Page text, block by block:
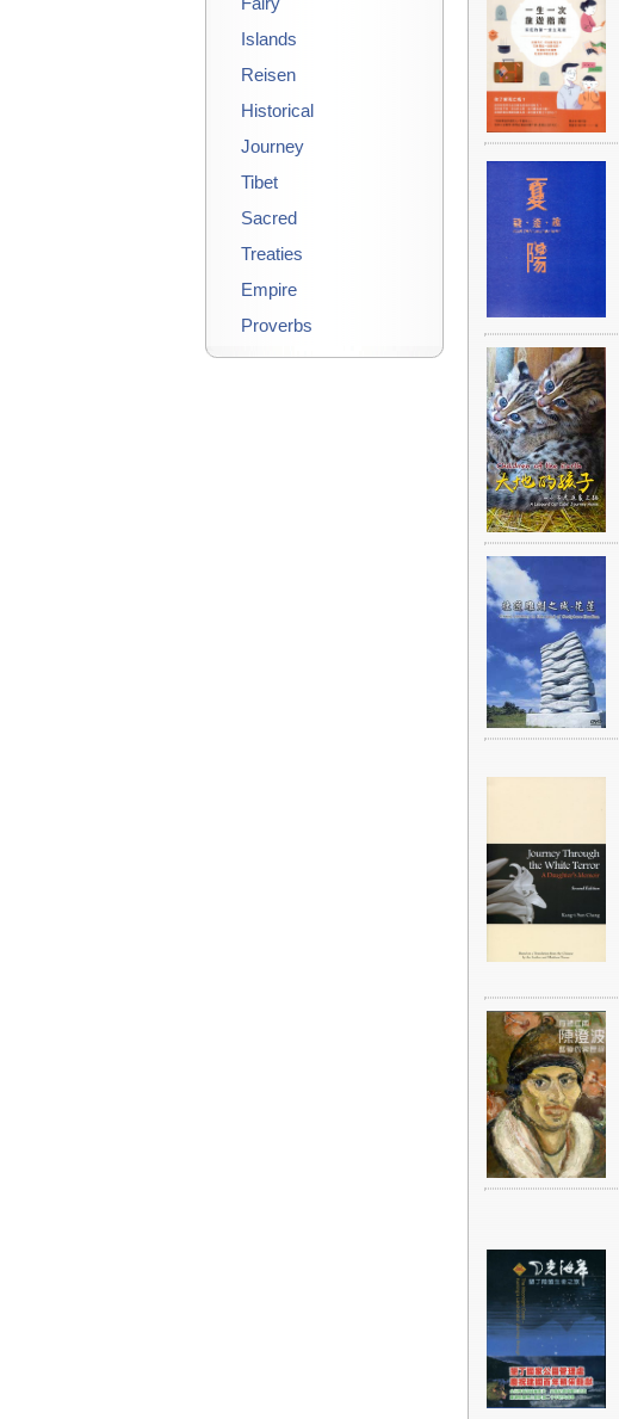
Islands
Reisen
Historical
Journey
Tibet
Sacred
Treaties
Empire
Proverbs